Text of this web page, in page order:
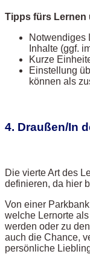
Tipps fürs Lernen
Notwendiges
Inhalte (ggf.
Kurze
Einstellung
können als
4. Draußen/In
Die vierte Art des
definieren, da hier
Von einer
welche Lernorte
werden oder zu
auch die Chance,
persönliche